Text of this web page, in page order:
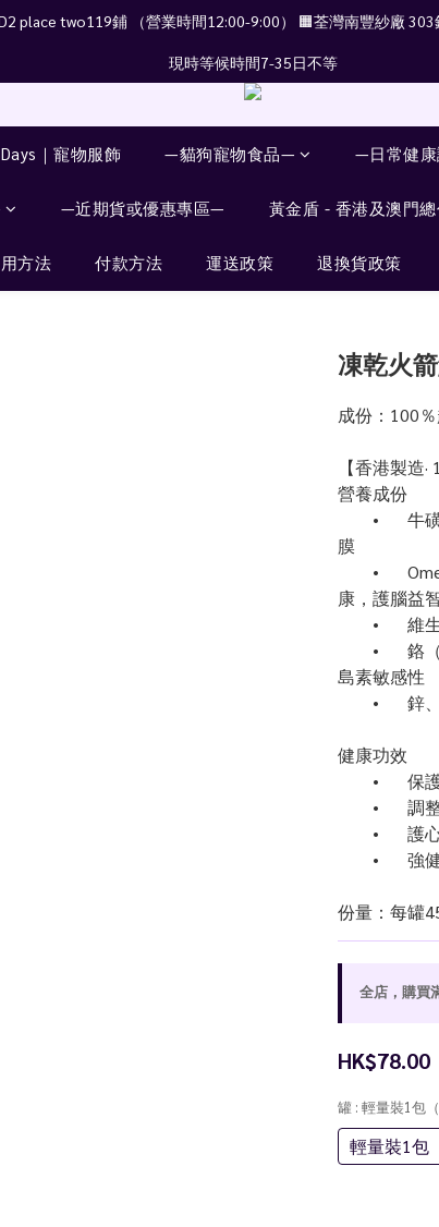
place two119鋪 （營業時間12:00-9:00） 🟧荃灣南豐紗廠 303
現時等候時間7-35日不等
｜寵物服飾 —貓狗寵物食品— —日常健
—近期貨或優惠專區— 黃金盾 - 香港及澳門總
方法 付款方法 運送政策 退換貨政策
凍乾火
成份：100
【香港製造
營養成份
膜
康，護腦益
•
島素敏感性
•
健康功效
•
•
•
•
份量：每罐
全店，購買
HK$78.00
罐 : 輕量裝1包（
輕量裝1包